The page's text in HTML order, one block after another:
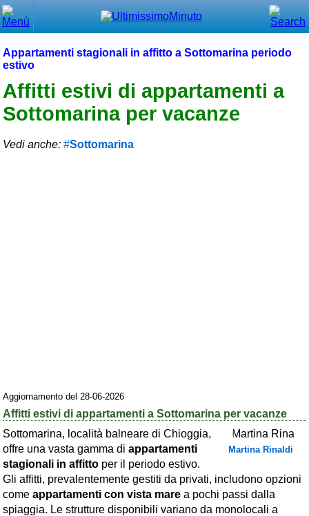
Appartamenti stagionali in affitto a Sottomarina periodo
estivo
Affitti estivi di appartamenti a
Sottomarina per vacanze
Vedi anche: Sottomarina
Aggiornamento del 28-06-2026
Affitti estivi di appartamenti a Sottomarina per vacanze
Martina Rinaldi
Sottomarina, località balneare di Chioggia,
offre una vasta gamma di appartamenti
stagionali in affitto per il periodo estivo.
Gli affitti, prevalentemente gestiti da privati, includono opzioni
come appartamenti con vista mare a pochi passi dalla
spiaggia. Le strutture disponibili variano da monolocali a
Menù principale
⌂ Home
🕐 Last Minute
Eventi e cose da vedere
➕ Segnala evento
Area riservata
Chi siamo
Ambienti